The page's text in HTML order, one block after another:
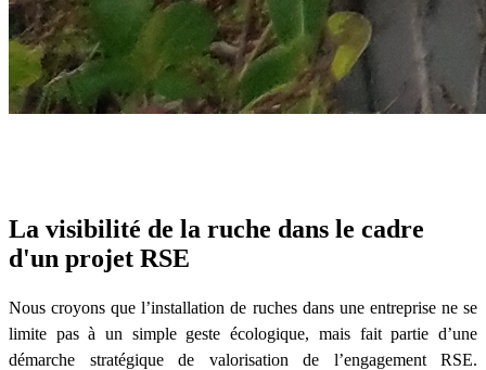
La visibilité de la ruche dans le cadre
d'un projet RSE
Nous croyons que l’installation de ruches dans une entreprise ne se
limite pas à un simple geste écologique, mais fait partie d’une
démarche stratégique de valorisation de l’engagement RSE.